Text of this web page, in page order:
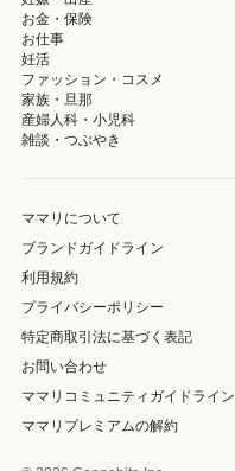
お金・保険
お仕事
妊活
ファッション・コスメ
家族・旦那
産婦人科・小児科
雑談・つぶやき
ママリについて
ブランドガイドライン
利用規約
プライバシーポリシー
特定商取引法に基づく表記
お問い合わせ
ママリコミュニティガイドライン
ママリプレミアムの解約